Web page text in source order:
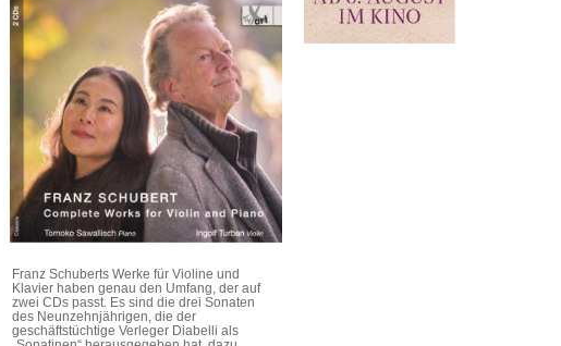
Franz Schuberts Werke für Violine und
Klavier haben genau den Umfang, der auf
zwei CDs passt. Es sind die drei Sonaten
des Neunzehnjährigen, die der
geschäftstüchtige Verleger Diabelli als